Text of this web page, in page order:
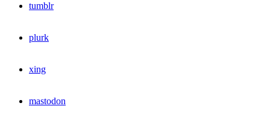
tumblr
plurk
xing
mastodon